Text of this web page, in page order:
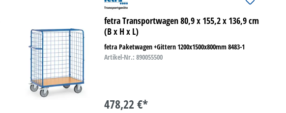
fetra Transportwagen 80,9 x 155,2 x 136,9 cm
(B x H x L)
fetra Paketwagen +Gittern 1200x1500x800mm 8483-1
Artikel-Nr.: 890055500
478,22 €*